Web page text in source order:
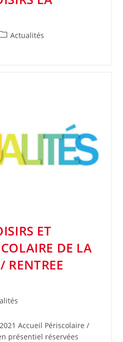
Actualités
ET
DE LA
RENTREE
2021 Accueil Périscolaire /
présentiel réservées